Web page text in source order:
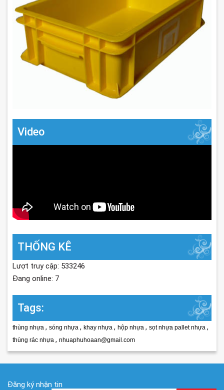
Video
THỐNG KÊ
Lượt truy cập: 533246
Đang online: 7
Tags:
thùng nhựa , sóng nhựa , khay nhựa , hộp nhựa , sọt nhựa pallet nhựa ,
thùng rác nhựa , nhuaphuhoaan@gmail.com
Đăng ký nhận tin